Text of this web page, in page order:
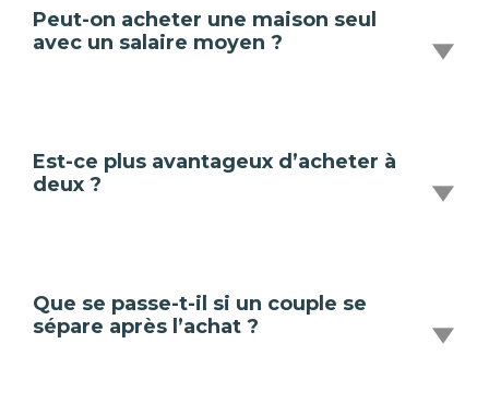
Peut-on acheter une maison seul
avec un salaire moyen ?
Est-ce plus avantageux d’acheter à
deux ?
Que se passe-t-il si un couple se
sépare après l’achat ?